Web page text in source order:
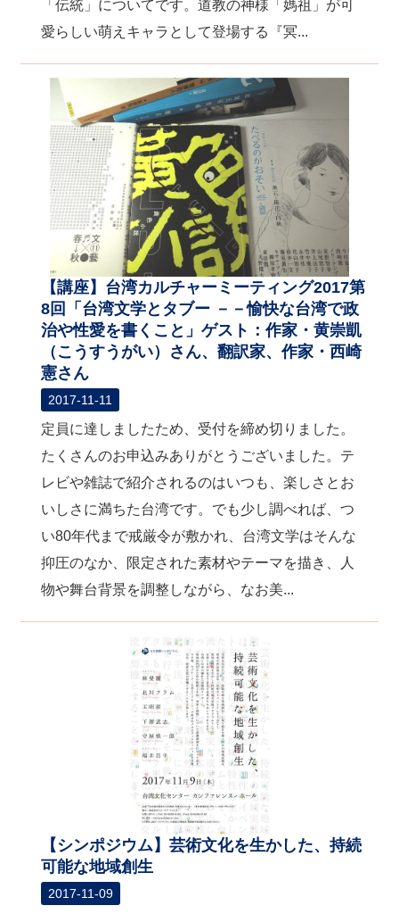
「伝統」についてです。道教の神様「媽祖」が可
愛らしい萌えキャラとして登場する『冥...
【講座】台湾カルチャーミーティング2017第
8回「台湾文学とタブー －－愉快な台湾で政
治や性愛を書くこと」ゲスト：作家・黄崇凱
（こうすうがい）さん、翻訳家、作家・西崎
憲さん
2017-11-11
定員に達しましたため、受付を締め切りました。
たくさんのお申込みありがとうございました。テ
レビや雑誌で紹介されるのはいつも、楽しさとお
いしさに満ちた台湾です。でも少し調べれば、つ
い80年代まで戒厳令が敷かれ、台湾文学はそんな
抑圧のなか、限定された素材やテーマを描き、人
物や舞台背景を調整しながら、なお美...
【シンポジウム】芸術文化を生かした、持続
可能な地域創生
2017-11-09